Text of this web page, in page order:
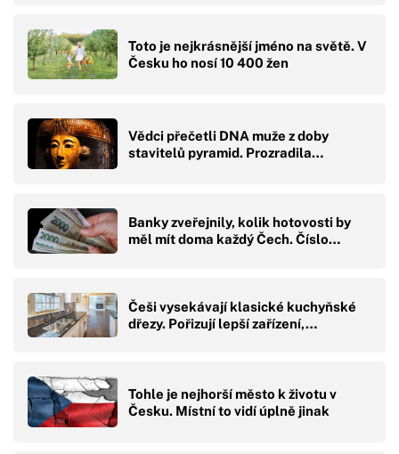
Toto je nejkrásnější jméno na světě. V
Česku ho nosí 10 400 žen
Vědci přečetli DNA muže z doby
stavitelů pyramid. Prozradila…
Banky zveřejnily, kolik hotovosti by
měl mít doma každý Čech. Číslo…
Češi vysekávají klasické kuchyňské
dřezy. Pořizují lepší zařízení,…
Tohle je nejhorší město k životu v
Česku. Místní to vidí úplně jinak